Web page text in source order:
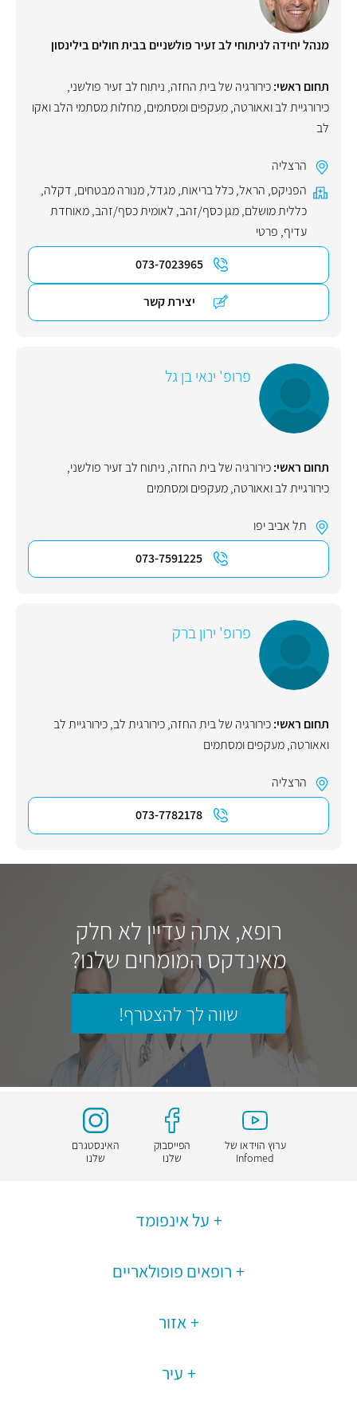
מנהל יחידה לניתוחי לב זעיר פולשניים בבית חולים בילינסון
תחום ראשי:כירורגיה של בית החזה, ניתוח לב זעיר פולשני,
כירורגיית לב ואאורטה,מעקפים ומסתמים,מחלות מסתמי הלב ואקו
לב
הרצליה
הפניקס, הראל,כלל בריאות,מגדל,מנורה מבטחים, דקלה,
כללית מושלם,מגן כסף/זהב, לאומית כסף/זהב,מאוחדת
עדיף, פרטי
073-7023965
יצירת קשר
פרופ' ינאי בן גל
תחום ראשי:כירורגיה של בית החזה, ניתוח לב זעיר פולשני,
כירורגיית לב ואאורטה,מעקפים ומסתמים
תל אביב יפו
073-7591225
פרופ' ירון ברק
תחום ראשי:כירורגיה של בית החזה,כירורגית לב,כירורגיית לב
ואאורטה,מעקפים ומסתמים
הרצליה
073-7782178
רופא, אתה עדיין לא חלק
מאינדקס המומחים שלנו?
שווה לך להצטרף!
ערוץ הוידאו של
Infomed
הפייסבוק
שלנו
האינסטגרם
שלנו
על אינפומד
רופאים פופולאריים
אזור
עיר